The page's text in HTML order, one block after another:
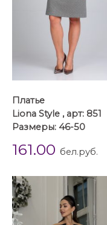
Платье
Liona Style , арт: 851
Размеры: 46-50
161.00 бел.руб.